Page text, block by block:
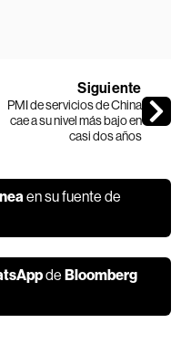
Siguiente
PMI de servicios de China
cae a su nivel más bajo en
casi dos años
en su fuente de
deBloomberg